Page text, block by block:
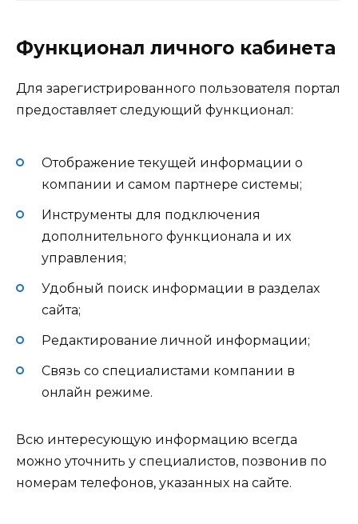
Функционал личного кабинета
Для зарегистрированного пользователя портал
предоставляет следующий функционал:
Отображение текущей информации о
компании и самом партнере системы;
Инструменты для подключения
дополнительного функционала и их
управления;
Удобный поиск информации в разделах
сайта;
Редактирование личной информации;
Связь со специалистами компании в
онлайн режиме.
Всю интересующую информацию всегда
можно уточнить у специалистов, позвонив по
номерам телефонов, указанных на сайте.